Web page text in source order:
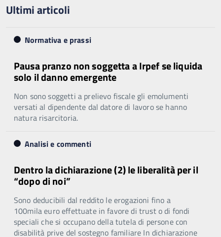
Ultimi articoli
Normativa e prassi
Pausa pranzo non soggetta a Irpef se liquida
solo il danno emergente
Non sono soggetti a prelievo fiscale gli emolumenti
versati al dipendente dal datore di lavoro se hanno
natura risarcitoria.
Analisi e commenti
Dentro la dichiarazione (2) le liberalità per il
“dopo di noi”
Sono deducibili dal reddito le erogazioni fino a
100mila euro effettuate in favore di trust o di fondi
speciali che si occupano della tutela di persone con
disabilità prive del sostegno familiare In dichiarazione